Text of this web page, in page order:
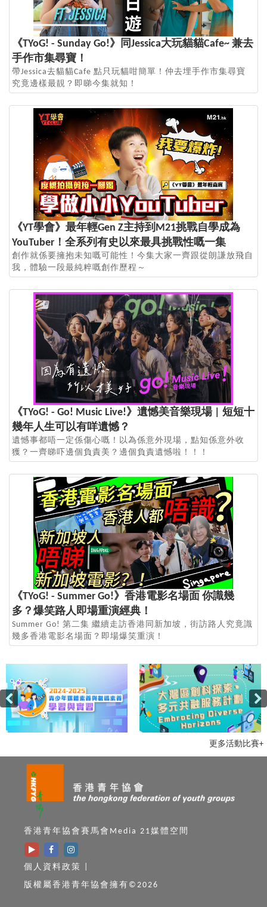
《TYoG! - Sunday Go!》同Jessica大玩貓貓Cafe~ 兼去
手作市集尋寶！
帶Jessica去貓貓Cafe 點只玩貓咁簡單！仲去埋手作市集尋寶
究竟邊樣最靚？即睇今集就知！
《YT學會》最年輕Gen Z主持到M21挑戰自學成為
YouTuber！全系列有史以來最具挑戰性嘅一集
創作就係要擁抱未知嘅可能性！今集大家一齊跟從朗謙放飛自
我，體驗一段最純粹嘅創作歷程～
《TYoG! - Go! Music Live!》遺憾美音樂現場 | 短短十
幾年人生可以有咩遺憾？
遺憾事都唔一定係傷心嘅！以為係意外現場，點知係意外收
獲？一齊睇吓邊個負責美？邊個負責遺憾啦！！！
《TYoG! - Summer Go!》香港電影名場面 你識幾
多？爆笑路人即場重演經典！
Summer Go! 第二集 繼續走訪香港同新加坡，街訪路人究竟識
幾多香港電影名場面？即場爆笑重演！
更多活動比賽+
香港青年協會賽馬會Media 21媒體空間
個人資料政策
版權屬香港青年協會擁有©2026